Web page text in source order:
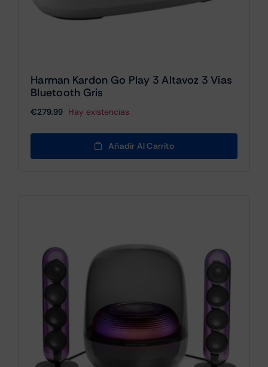
Harman Kardon Go Play 3 Altavoz 3 Vías
Bluetooth Gris
€279.99 Hay existencias
Añadir Al Carrito